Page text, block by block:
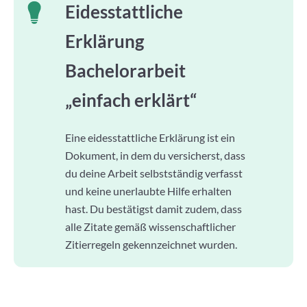
Eidesstattliche
Erklärung
Bachelorarbeit
„einfach erklärt“
Eine eidesstattliche Erklärung ist ein
Dokument, in dem du versicherst, dass
du deine Arbeit selbstständig verfasst
und keine unerlaubte Hilfe erhalten
hast. Du bestätigst damit zudem, dass
alle Zitate gemäß wissenschaftlicher
Zitierregeln gekennzeichnet wurden.